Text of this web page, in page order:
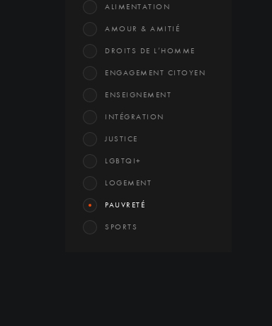
ALIMENTATION
AMOUR & AMITIÉ
DROITS DE L’HOMME
ENGAGEMENT CITOYEN
ENSEIGNEMENT
INTÉGRATION
JUSTICE
LGBTQI+
LOGEMENT
PAUVRETÉ
SPORTS